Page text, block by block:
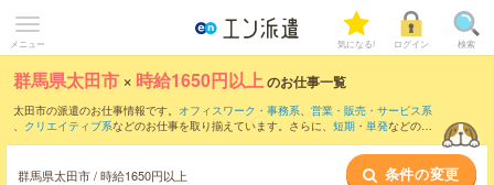
メニュー 気になる! ログイン 検索
群馬県太田市 × 時給1650円以上のお仕事一覧
太田市の派遣のお仕事情報です。 オフィスワーク・事務系、 営業・販売・サービス系
、 クリエイティブ系などのお仕事を取り揃えています。さらに、 短期 ・ 単発などの期
群馬県太田市 / 時給1650円以上 条件の変更